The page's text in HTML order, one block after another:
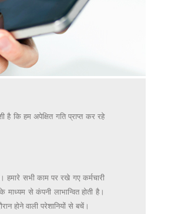
कि हम अपेक्षित गति प्राप्त कर रहे
हमारे सभी काम पर रखे गए कर्मचारी
से कंपनी लाभान्वित होती है।
होने वाली परेशानियों से बचें।